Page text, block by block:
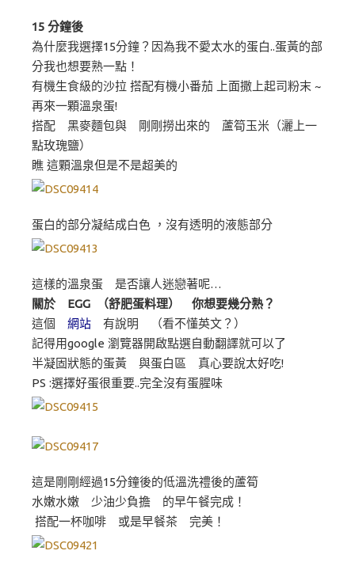
15 分鐘後
為什麼我選擇15分鐘？因為我不愛太水的蛋白..蛋黃的部
分我也想要熟一點！
有機生食級的沙拉 搭配有機小番茄 上面撒上起司粉末 ~
再來一顆溫泉蛋!
搭配 黑麥麵包與 剛剛撈出來的 蘆筍玉米（灑上一
點玫瑰鹽）
瞧 這顆溫泉但是不是超美的
蛋白的部分凝結成白色 ，沒有透明的液態部分
這樣的溫泉蛋 是否讓人迷戀著呢…
關於 EGG （舒肥蛋料理） 你想要幾分熟？
這個
網站 有說明 （看不懂英文？）
記得用google 瀏覽器開啟點選自動翻譯就可以了
半凝固狀態的蛋黃 與蛋白區 真心要說太好吃!
PS :選擇好蛋很重要..完全沒有蛋腥味
這是剛剛經過15分鐘後的低溫洗禮後的蘆筍
水嫩水嫩 少油少負擔 的早午餐完成！
搭配一杯咖啡 或是早餐茶 完美！